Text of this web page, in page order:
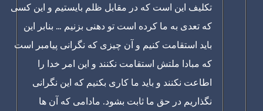
تکلیف این است که در مقابل ظلم بایستیم و این کسی
که تعدی به ما کرده است تو دهنی بزنیم ... بنابر این
باید استقامت کنیم و آن چیزی که نگرانی پیامبر است
که مبادا ملتش استقامت نکنند و این امر خدا را
اطاعت نکنند و باید ما کاری بکنیم که این نگرانی
نگذاریم در حق ما ثابت بشود. مادامی که آن ها